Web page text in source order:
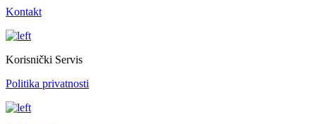
Kontakt
Korisnički Servis
Politika privatnosti